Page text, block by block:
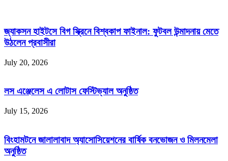
না:
জাহেদ
রহমান
জ্যাকসন হাইটসে বিগ স্ক্রিনে বিশ্বকাপ ফাইনাল: ফুটবল উন্মাদনায় মেতে
উঠলেন প্রবাসীরা
July 20, 2026
লস এঞ্জেলেস এ লোটাস ফেস্টিভ্যাল অনুষ্ঠিত
July 15, 2026
বিংহামটনে জালালাবাদ অ্যাসোসিয়েশনের বার্ষিক বনভোজন ও মিলনমেলা
অনুষ্ঠিত